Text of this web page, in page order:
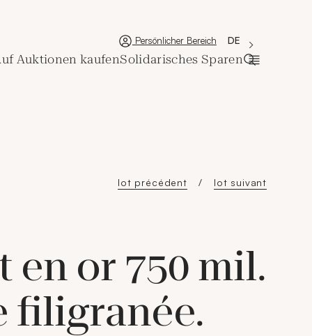
Neues Fenster
Persönlicher Bereich 'Choisir une
La langue
DE
Auktionen kaufenSolidarisches Sparen
lot précédent lot suivant
en or 750 mil.
filigranée.